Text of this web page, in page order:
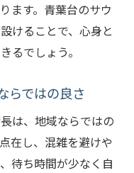
ます。青葉台のサウ
けることで、心身と
るでしょう。
らではの良さ
は、地域ならではの
在し、混雑を避けや
待ち時間が少なく自